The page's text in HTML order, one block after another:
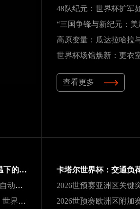
查看更多
**可开合穹顶在极端高温下的微气候调节机制与热舒适性效能评估——以SoFi Stadium为例**
基于104场赛事数据的半自动越位识别触发机制与效能实证研究
**“哨声之下的风暴眼”：世界杯裁判在极限压力下的神经与生理共振解析**